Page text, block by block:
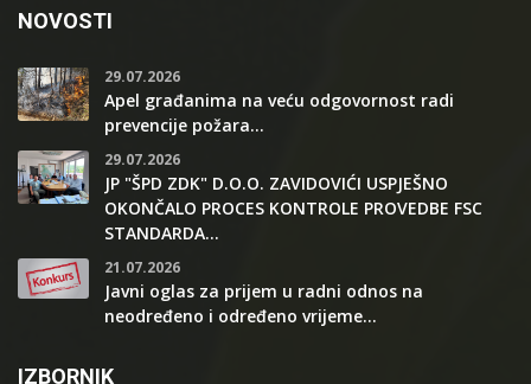
NOVOSTI
29.07.2026
Apel građanima na veću odgovornost radi
prevencije požara...
29.07.2026
JP "ŠPD ZDK" D.O.O. ZAVIDOVIĆI USPJEŠNO
OKONČALO PROCES KONTROLE PROVEDBE FSC
STANDARDA...
21.07.2026
Javni oglas za prijem u radni odnos na
neodređeno i određeno vrijeme...
IZBORNIK